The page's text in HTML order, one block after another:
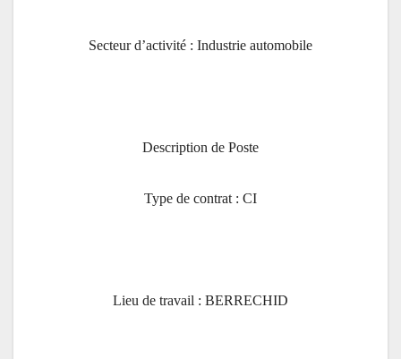
Secteur d’activité : Industrie automobile
Description de Poste
Type de contrat : CI
Lieu de travail : BERRECHID